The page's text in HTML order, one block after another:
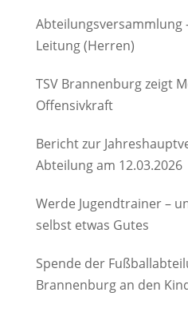
Abteilungsversammlung
Leitung (Herren)
TSV Brannenburg zeigt
Offensivkraft
Bericht zur
Abteilung am 12.03.2026
Werde Jugendtrainer –
selbst etwas Gutes
Spende der
Brannenburg an den